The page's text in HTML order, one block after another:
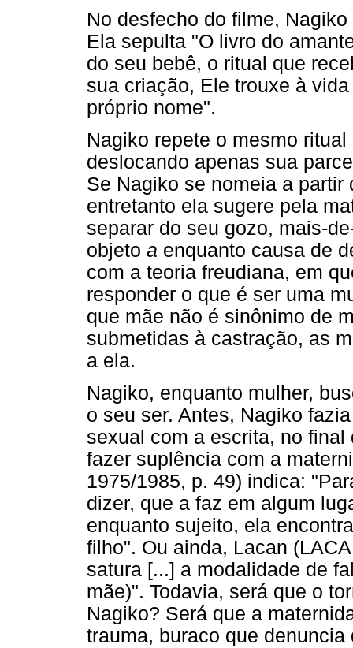
No desfecho do filme,
Ela sepulta "O livro do
do seu bebê, o ritual que
sua criação, Ele trouxe à
próprio nome".
Nagiko repete o mesmo
deslocando apenas sua
Se Nagiko se nomeia a
entretanto ela sugere pela
separar do seu gozo, mais-
objeto a enquanto causa de
com a teoria freudiana, em
responder o que é ser uma
que mãe não é sinônimo de
submetidas à castração, as
a ela.
Nagiko, enquanto mulher,
o seu ser. Antes, Nagiko
sexual com a escrita, no
fazer suplência com a
1975/1985, p. 49) indica:
dizer, que a faz em algum
enquanto sujeito, ela
filho". Ou ainda, Lacan
satura [...] a modalidade de
mãe)". Todavia, será que o
Nagiko? Será que a
trauma, buraco que